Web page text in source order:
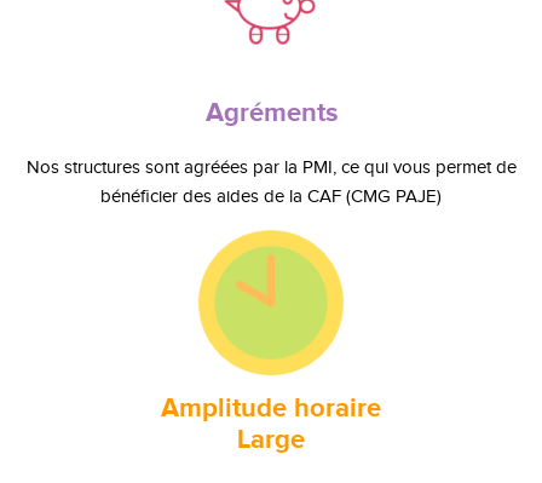
Agréments
Nos structures sont agréées par la PMI, ce qui vous permet de
bénéficier des aides de la CAF (CMG PAJE)
Amplitude horaire
Large